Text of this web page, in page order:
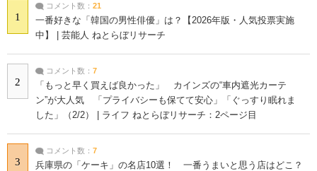
1
コメント数： 21
一番好きな「韓国の男性俳優」は？【2026年版・人気投票実施
中】 | 芸能人 ねとらぼリサーチ
2
コメント数： 7
「もっと早く買えば良かった」 カインズの“車内遮光カーテ
ン”が大人気 「プライバシーも保てて安心」「ぐっすり眠れま
した」（2/2） | ライフ ねとらぼリサーチ：2ページ目
3
コメント数： 7
兵庫県の「ケーキ」の名店10選！ 一番うまいと思う店はどこ？